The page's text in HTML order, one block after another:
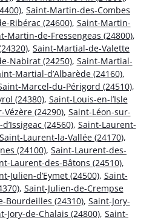
, Saint-Martin-des-Combes
Ribérac (24600), Saint-Martin-
Martin-de-Fressengeas (24800),
, Saint-Martial-de-Valette
Nabirat (24250), Saint-Martial-
Martial-d’Albarède (24160),
Marcel-du-Périgord (24510),
(24380), Saint-Louis-en-l’Isle
(24290), Saint-Léon-sur-
(24560), Saint-Laurent-
Saint-Laurent-la-Vallée (24170),
(24100), Saint-Laurent-des-
Laurent-des-Bâtons (24510),
Julien-d’Eymet (24500), Saint-
, Saint-Julien-de-Crempse
Bourdeilles (24310), Saint-Jory-
Jory-de-Chalais (24800), Saint-